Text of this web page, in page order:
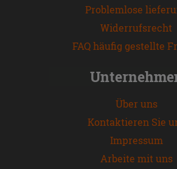
Problemlose
Widerrufsrecht
FAQ häufig gestellte
Über uns
Kontaktieren Sie
Impressum
Arbeite mit uns